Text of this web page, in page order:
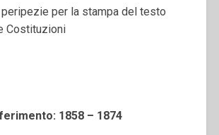
peripezie per la stampa del testo
Costituzioni
1858 – 1874